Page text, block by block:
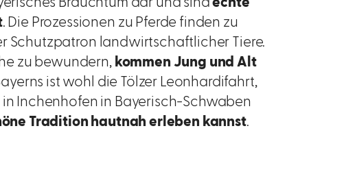
. Die Prozessionen zu Pferde finden zu
Schutzpatron landwirtschaftlicher Tiere.
zu bewundern, kommen Jung und Alt
ist wohl die Tölzer Leonhardifahrt,
Inchenhofen in Bayerisch-Schwaben
Tradition hautnah erleben kannst.